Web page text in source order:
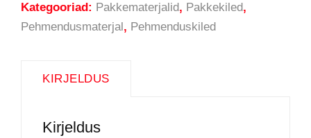
Kategooriad: Pakkematerjalid, Pakkekiled,
Pehmendusmaterjal, Pehmenduskiled
KIRJELDUS
Kirjeldus